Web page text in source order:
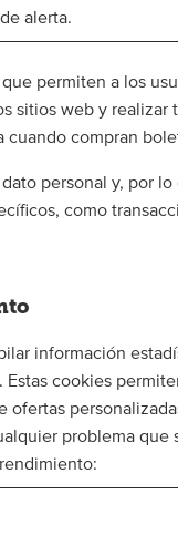
alerta.
permiten a los
sitios web y realizar
cuando compran
personal y, por
como
información
cookies
ofertas
problema que